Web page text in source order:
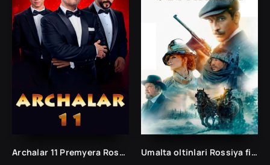
Archalar 11 Premyera Rossiya filmi Uzbek tilida O'zbekcha 2025 tarjima kino Full HD skachat Umalta oltinlari Rossiya filmi Uzbek tilida O'zbekcha 2024 tarjima kino Full HD